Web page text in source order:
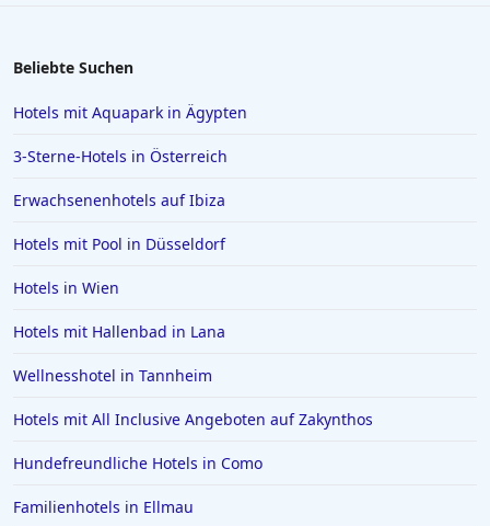
Beliebte Suchen
Hotels mit Aquapark in Ägypten
3-Sterne-Hotels in Österreich
Erwachsenenhotels auf Ibiza
Hotels mit Pool in Düsseldorf
Hotels in Wien
Hotels mit Hallenbad in Lana
Wellnesshotel in Tannheim
Hotels mit All Inclusive Angeboten auf Zakynthos
Hundefreundliche Hotels in Como
Familienhotels in Ellmau